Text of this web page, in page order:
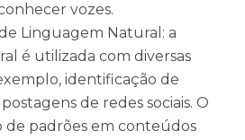
vozes.
Linguagem Natural: a
é utilizada com diversas
identificação de
de redes sociais. O
padrões em conteúdos